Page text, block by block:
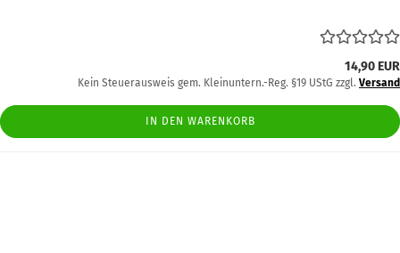
14,90 EUR
Kein Steuerausweis gem. Kleinuntern.-Reg. §19 UStG zzgl. Versand
IN DEN WARENKORB